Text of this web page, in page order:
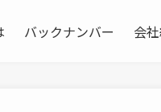
バックナンバー 会